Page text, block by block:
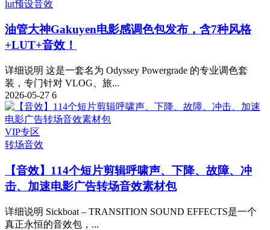
lut预设音效
油管大神Gakuyen电影感调色包发布，含7种风格
+LUT+音效！
详细说明 这是一套名为 Odyssey Powergrade 的专业调色套
装，专门针对 VLOG、旅...
2026-05-27 6
VIP专区
转场音效
【音效】114个短片剪辑呼啸声、下降、故障、冲
击、加速电影广告转场音效素材包
详细说明 Sickboat – TRANSITION SOUND EFFECTS是一个
真正永恒的音效包，...